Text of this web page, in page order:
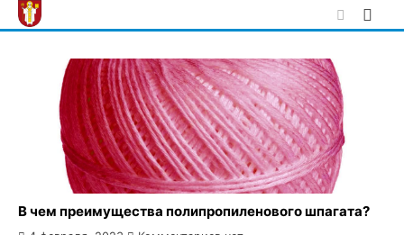
Skip
to
В чем преимущества полипропиленового шпагата?